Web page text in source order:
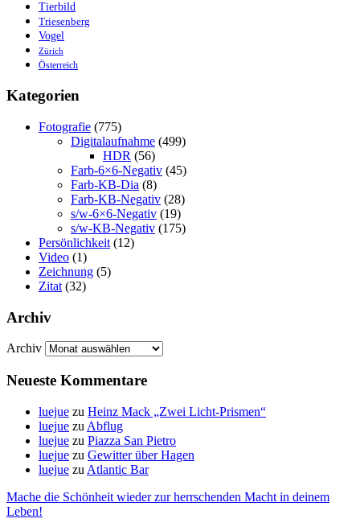
Tierbild
Triesenberg
Vogel
Zürich
Österreich
Kategorien
Fotografie (775)
Digitalaufnahme (499)
HDR (56)
Farb-6×6-Negativ (45)
Farb-KB-Dia (8)
Farb-KB-Negativ (28)
s/w-6×6-Negativ (19)
s/w-KB-Negativ (175)
Persönlichkeit (12)
Video (1)
Zeichnung (5)
Zitat (32)
Archiv
Archiv
Neueste Kommentare
luejue zu Heinz Mack „Zwei Licht-Prismen“
luejue zu Abflug
luejue zu Piazza San Pietro
luejue zu Gewitter über Hagen
luejue zu Atlantic Bar
Mache die Schönheit wieder zur herrschenden Macht in deinem
Leben!